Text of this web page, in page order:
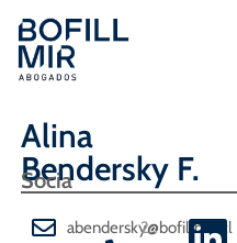
Alina
Bendersky F.
Socia
abendersky@bofillmir.cl
2